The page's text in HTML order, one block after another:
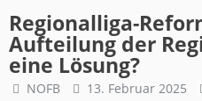
Regionalliga-
Aufteilung der
eine Lösung?
NOFB 13. Februar 2025